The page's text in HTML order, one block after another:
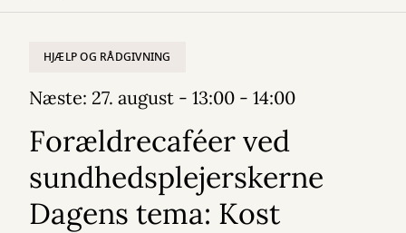
HJÆLP OG RÅDGIVNING
Næste: 27. august - 13:00 - 14:00
Forældrecaféer ved
sundhedsplejerskerne
Dagens tema: Kost